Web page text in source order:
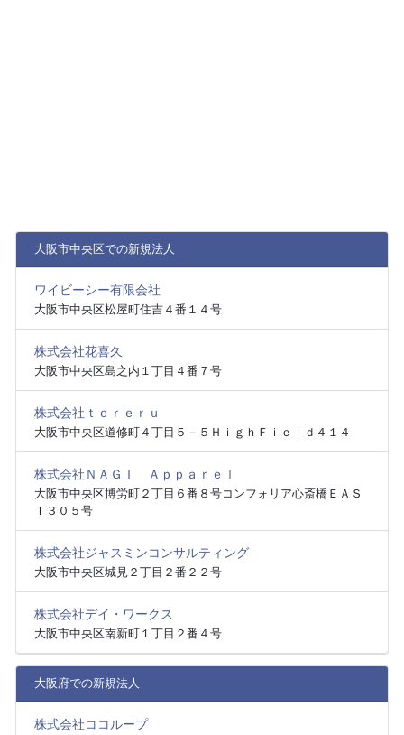
大阪市中央区での新規法人
ワイビーシー有限会社
大阪市中央区松屋町住吉４番１４号
株式会社花喜久
大阪市中央区島之内１丁目４番７号
株式会社ｔｏｒｅｒｕ
大阪市中央区道修町４丁目５－５ＨｉｇｈＦｉｅｌｄ４１４
株式会社ＮＡＧＩ Ａｐｐａｒｅｌ
大阪市中央区博労町２丁目６番８号コンフォリア心斎橋ＥＡＳ
Ｔ３０５号
株式会社ジャスミンコンサルティング
大阪市中央区城見２丁目２番２２号
株式会社デイ・ワークス
大阪市中央区南新町１丁目２番４号
大阪府での新規法人
株式会社ココループ